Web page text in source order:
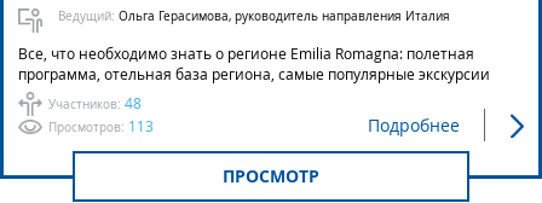
Участников: 48
Просмотров: 113
Ведущий: Ольга Герасимова, руководитель направления Италия
Все, что необходимо знать о регионе Emilia Romagna: полетная
программа, отельная база региона, самые популярные экскурсии
Подробнее
ПРОСМОТР